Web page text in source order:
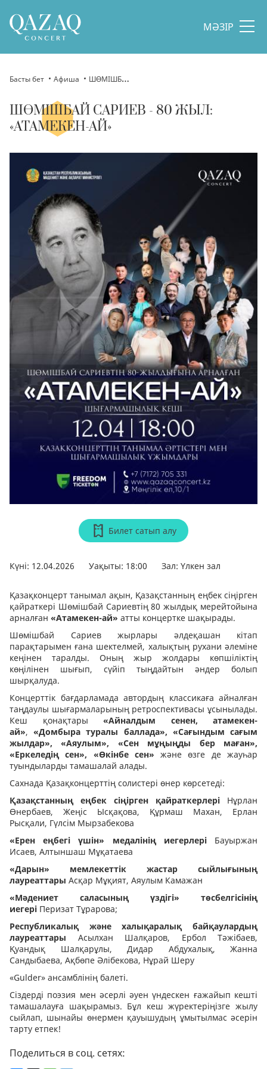
МӘЗІР
Басты бет Афиша ШӨМІШБАЙ САРИЕВ - 80 ЖЫЛ: «АТАМЕКЕН-АЙ»
ШӨМІШБАЙ САРИЕВ - 80 ЖЫЛ:
«АТАМЕКЕН-АЙ»
Билет сатып алу
Күні: 12.04.2026 Уақыты: 18:00 Зал: Үлкен зал
Қазақконцерт танымал ақын, Қазақстанның еңбек сіңірген
қайраткері Шөмішбай Сариевтің 80 жылдық мерейтойына
арналған «Атамекен-ай» атты концертке шақырады.
Шөмішбай Сариев жырлары әлдеқашан кітап
парақтарымен ғана шектелмей, халықтың рухани әлеміне
кеңінен таралды. Оның жыр жолдары көпшіліктің
көңілінен шығып, сүйіп тыңдайтын әндер болып
шырқалуда.
Концерттік бағдарламада автордың классикаға айналған
таңдаулы шығармаларының ретроспективасы ұсынылады.
Кеш қонақтары «Айналдым сенен, атамекен-
ай»,«Домбыра туралы баллада», «Сағындым сағым
жылдар»,
«Аяулым», «Сен мұңыңды бер маған»,
«Еркеледің сен», «Өкінбе сен» және өзге де жауһар
туындыларды тамашалай алады.
Сахнада Қазақконцерттің солистері өнер көрсетеді:
Қазақстанның еңбек сіңірген қайраткерлері Нұрлан
Өнербаев, Жеңіс Ысқақова, Құрмаш Махан, Ерлан
Рысқали, Гүлсім Мырзабекова
«Ерен еңбегі үшін» медалінің иегерлері Бауыржан
Исаев, Алтыншаш Мұқатаева
«Дарын» мемлекеттік жастар сыйлығының
лауреаттары Асқар Мұқият, Аяулым Камажан
«Мәдениет саласының үздігі» төсбелгісінің
иегері Перизат Тұрарова;
Республикалық және халықаралық байқаулардың
лауреаттары Асылхан Шалқаров, Ербол Тәжібаев,
Қуандық Шалқарұлы, Дидар Абдухалық, Жанна
Сандыбаева, Ақбөпе Әлібекова, Нұрай Шеру
«Gulder» ансамблінің балеті.
Сіздерді поэзия мен әсерлі әуен үндескен ғажайып кешті
тамашалауға шақырамыз. Бұл кеш жүректеріңізге жылу
сыйлап, шынайы өнермен қауышудың ұмытылмас әсерін
тарту етпек!
Поделиться в соц. сетях: